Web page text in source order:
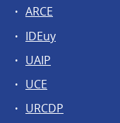
ARCE
IDEuy
UAIP
UCE
URCDP